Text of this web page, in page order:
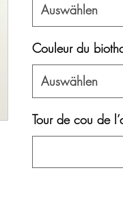
Auswählen
Couleur du
Auswählen
Tour de cou de